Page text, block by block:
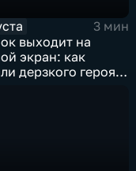
3 мин
выходит на
экран: как
дерзкого героя